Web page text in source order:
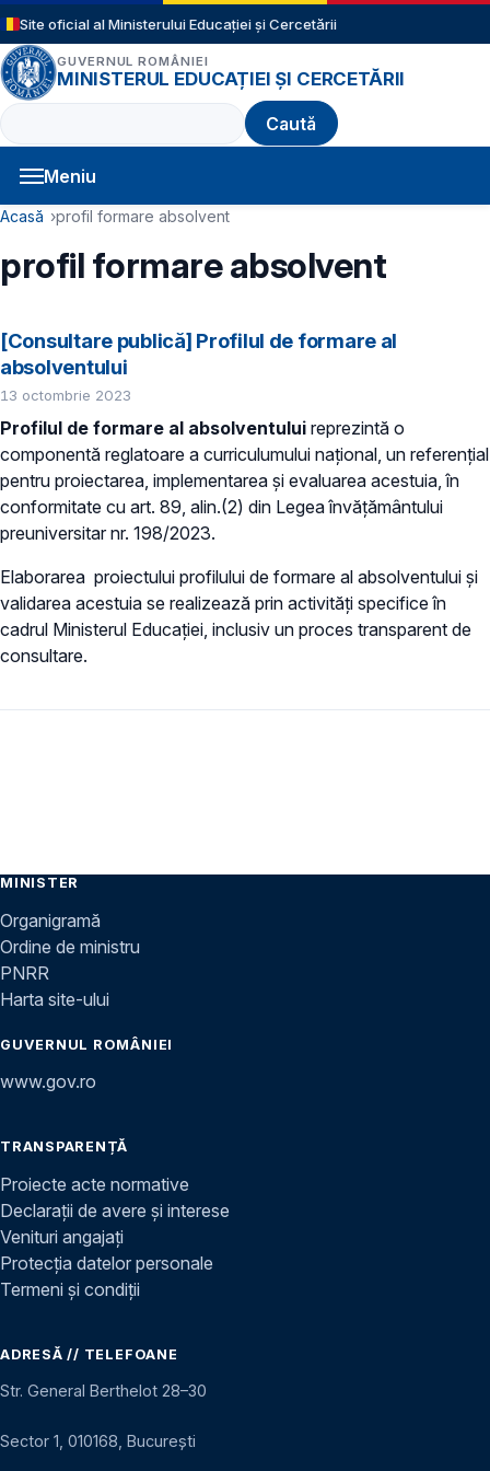
Sari la conținutul principal
Site oficial al Ministerului Educației și Cercetării
GUVERNUL ROMÂNIEI
MINISTERUL EDUCAȚIEI ȘI CERCETĂRII
Caută
Meniu
Navigație principală
Cale de navigare
Acasă profil formare absolvent
profil formare absolvent
[Consultare publică] Profilul de formare al
absolventului
13 octombrie 2023
Profilul de formare al absolventului reprezintă o
componentă reglatoare a curriculumului național, un referențial
pentru proiectarea, implementarea și evaluarea acestuia, în
conformitate cu art. 89, alin.(2) din Legea învățământului
preuniversitar nr. 198/2023.
Elaborarea proiectului profilului de formare al absolventului și
validarea acestuia se realizează prin activități specifice în
cadrul Ministerul Educației, inclusiv un proces transparent de
consultare.
MINISTER
Organigramă
Ordine de ministru
PNRR
Harta site-ului
GUVERNUL ROMÂNIEI
www.gov.ro
TRANSPARENȚĂ
Proiecte acte normative
Declarații de avere și interese
Venituri angajați
Protecția datelor personale
Termeni și condiții
ADRESĂ // TELEFOANE
Str. General Berthelot 28–30
Sector 1, 010168, București